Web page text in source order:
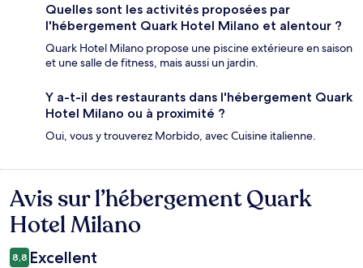
Quelles sont les activités proposées par
l'hébergement Quark Hotel Milano et alentour ?
Quark Hotel Milano propose une piscine extérieure en saison
et une salle de fitness, mais aussi un jardin.
Y a-t-il des restaurants dans l'hébergement Quark
Hotel Milano ou à proximité ?
Oui, vous y trouverez Morbido, avec Cuisine italienne.
Avis
Avis sur l’hébergement Quark
Hotel Milano
8,8 Excellent